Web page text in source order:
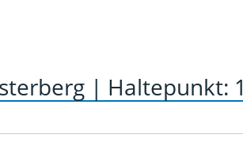
| Haltepunkt: 1